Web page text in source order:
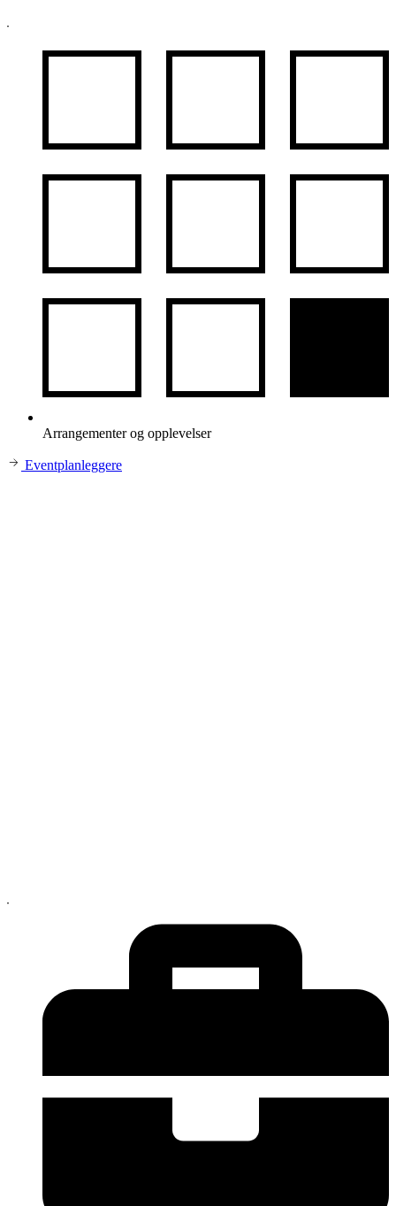
Arrangementer og opplevelser
Eventplanleggere